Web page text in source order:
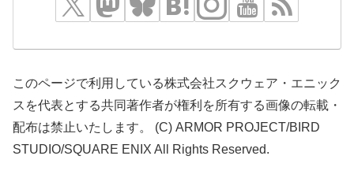
このページで利用している株式会社スクウェア・エニック
スを代表とする共同著作者が権利を所有する画像の転載・
配布は禁止いたします。 (C) ARMOR PROJECT/BIRD
STUDIO/SQUARE ENIX All Rights Reserved.